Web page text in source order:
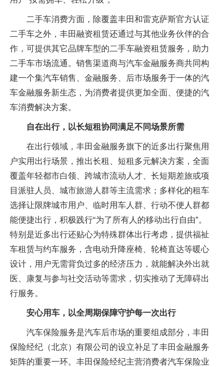
二手车消费方面，除覆盖丰田和雷克萨斯官方认证
二手车之外，丰田融资租赁还通过与其他业务伙伴的合
作，可提供其它品牌车型的二手车融资租赁服务，助力
二手车市场流通。销售渠道商与汽车金融服务商共同构
建一个集汽车销售、金融服务、后市场服务于一体的汽
车金融服务新生态，为消费者提供更加全面、便捷的汽
车消费解决方案。
自在出行，以长短租协同满足不同场景所需
在出行领域，丰田金融服务旗下的近多出行聚焦用
户实用出行场景，推出长租、短租多元解决方案，全面
覆盖年轻都市白领、跨城市流动人才、长短期差旅或项
目派驻人员、城市旅游人群等主流需求；多样化的租车
选择让限牌城市用户、临时用车人群、行动不便人群都
能便捷出行，积极践行“为了所有人的移动出行自由”。
特别是近多出行还贴心为特殊群体出行考虑，提供福祉
车租赁与约车服务，含电动升降座椅、轮椅直达等暖心
设计，用户无需背负过多的经济压力，就能解决外出就
医、康复与参与社交活动等需求，切实推动了无障碍出
行服务。
安心用车，以全周期保障守护每一次出行
汽车保险服务是汽车后市场的重要组成部分，丰田
保险经纪（北京）有限公司的设立补足了丰田金融服务
矩阵的重要一环。丰田保险经纪主营消费者汽车保险业